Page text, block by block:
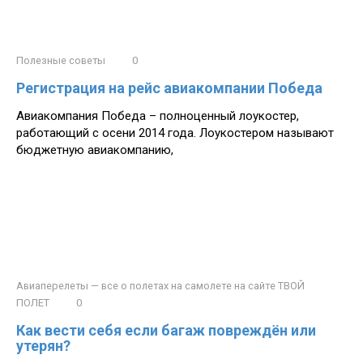
Полезные советы 0
Регистрация на рейс авиакомпании Победа
Авиакомпания Победа – полноценный лоукостер,
работающий с осени 2014 года. Лоукостером называют
бюджетную авиакомпанию,
Авиаперелеты — все о полетах на самолете на сайте ТВОЙ
ПОЛЕТ
0
Как вести себя если багаж повреждён или
утерян?